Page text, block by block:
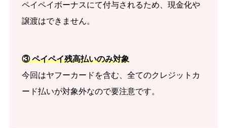
ペイペイボーナスにて付与されるため、現金化や
譲渡はできません。
③ ペイペイ残高払いのみ対象
今回はヤフーカードを含む、全てのクレジットカ
ード払いが対象外なので要注意です。